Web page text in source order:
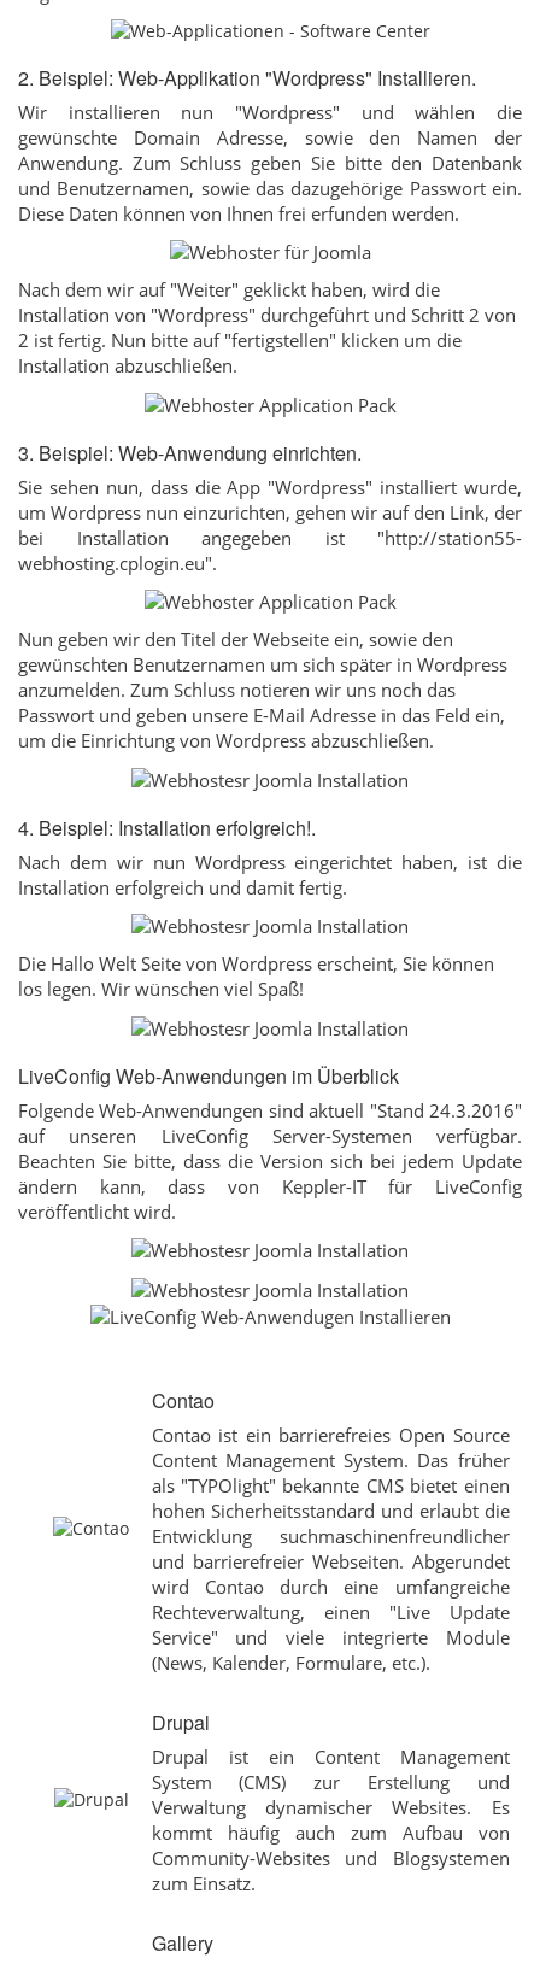
2. Beispiel: Web-Applikation "Wordpress" Installieren.
Wir installieren nun "Wordpress" und wählen die
gewünschte Domain Adresse, sowie den Namen der
Anwendung. Zum Schluss geben Sie bitte den Datenbank
und Benutzernamen, sowie das dazugehörige Passwort ein.
Diese Daten können von Ihnen frei erfunden werden.
Nach dem wir auf "Weiter" geklickt haben, wird die
Installation von "Wordpress" durchgeführt und Schritt 2 von
2 ist fertig. Nun bitte auf "fertigstellen" klicken um die
Installation abzuschließen.
3. Beispiel: Web-Anwendung einrichten.
Sie sehen nun, dass die App "Wordpress" installiert wurde,
um Wordpress nun einzurichten, gehen wir auf den Link, der
bei Installation angegeben ist "http://station55-
webhosting.cplogin.eu".
Nun geben wir den Titel der Webseite ein, sowie den
gewünschten Benutzernamen um sich später in Wordpress
anzumelden. Zum Schluss notieren wir uns noch das
Passwort und geben unsere E-Mail Adresse in das Feld ein,
um die Einrichtung von Wordpress abzuschließen.
4. Beispiel: Installation erfolgreich!.
Nach dem wir nun Wordpress eingerichtet haben, ist die
Installation erfolgreich und damit fertig.
Die Hallo Welt Seite von Wordpress erscheint, Sie können
los legen. Wir wünschen viel Spaß!
LiveConfig Web-Anwendungen im Überblick
Folgende Web-Anwendungen sind aktuell "Stand 24.3.2016"
auf unseren LiveConfig Server-Systemen verfügbar.
Beachten Sie bitte, dass die Version sich bei jedem Update
ändern kann, dass von Keppler-IT für LiveConfig
veröffentlicht wird.
Contao
Contao ist ein barrierefreies Open Source
Content Management System. Das früher
als "TYPOlight" bekannte CMS bietet einen
hohen Sicherheitsstandard und erlaubt die
Entwicklung suchmaschinenfreundlicher
und barrierefreier Webseiten. Abgerundet
wird Contao durch eine umfangreiche
Rechteverwaltung, einen "Live Update
Service" und viele integrierte Module
(News, Kalender, Formulare, etc.).
Drupal
Drupal ist ein Content Management
System (CMS) zur Erstellung und
Verwaltung dynamischer Websites. Es
kommt häufig auch zum Aufbau von
Community-Websites und Blogsystemen
zum Einsatz.
Gallery